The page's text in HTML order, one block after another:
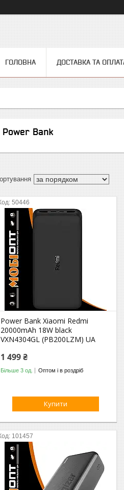
ГОЛОВНА ДОСТАВКА ТА
Power Bank
50446
Power Bank Xiaomi Redmi
20000mAh 18W black
VXN4304GL (PB200LZM) UA
1 499 ₴
Більше 3 од. Оптом і в роздріб
Купити
101457